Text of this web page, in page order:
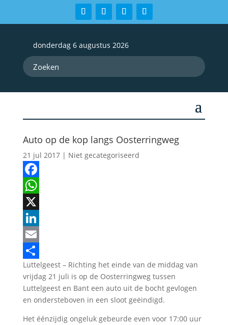
donderdag 6 augustus 2026
Auto op de kop langs Oosterringweg
21 jul 2017| Niet gecategoriseerd
Facebook
WhatsApp
X
LinkedIn
Email
Delen
Luttelgeest – Richting het einde van de middag van
vrijdag 21 juli is op de Oosterringweg tussen
Luttelgeest en Bant een auto uit de bocht gevlogen
en ondersteboven in een sloot geëindigd.
Het éénzijdig ongeluk gebeurde even voor 17:00 uur